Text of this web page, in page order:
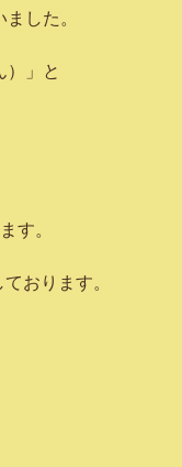
した。
）」と
す。
おります。